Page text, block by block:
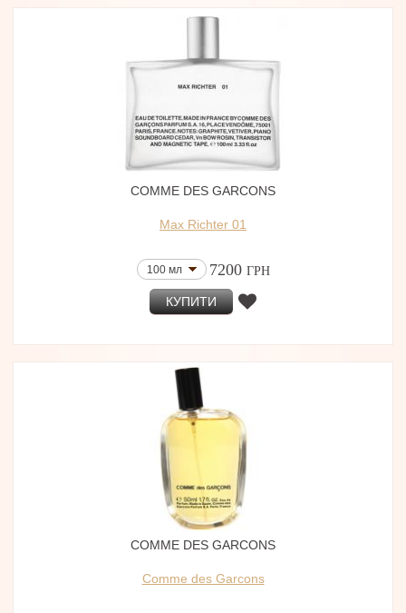
COMME DES GARCONS
Max Richter 01
100 мл 7200 ГРН
КУПИТИ
COMME DES GARCONS
Comme des Garcons